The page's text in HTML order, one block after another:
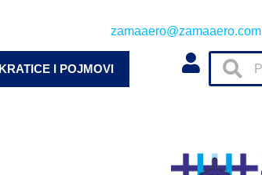
zamaaero@zamaaero.com
KRATICE I POJMOVI